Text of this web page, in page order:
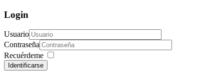
Login
Usuario
Contraseña
Recuérdeme
Identificarse